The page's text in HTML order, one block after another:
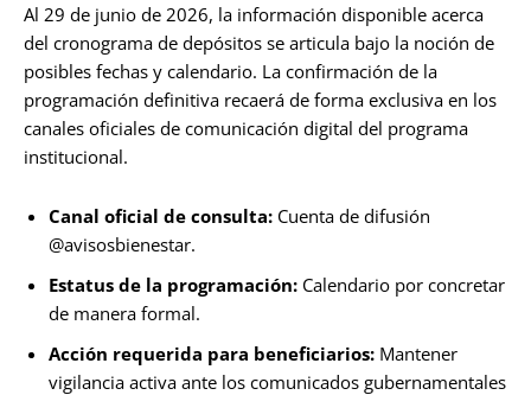
Al 29 de junio de 2026, la información disponible acerca
del cronograma de depósitos se articula bajo la noción de
posibles fechas y calendario. La confirmación de la
programación definitiva recaerá de forma exclusiva en los
canales oficiales de comunicación digital del programa
institucional.
Canal oficial de consulta: Cuenta de difusión
@avisosbienestar.
Estatus de la programación: Calendario por concretar
de manera formal.
Acción requerida para beneficiarios: Mantener
vigilancia activa ante los comunicados gubernamentales